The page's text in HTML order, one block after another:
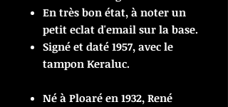
En très bon état, à noter un
petit eclat d'email sur la base.
Signé et daté 1957, avec le
tampon Keraluc.
Né à Ploaré en 1932, René